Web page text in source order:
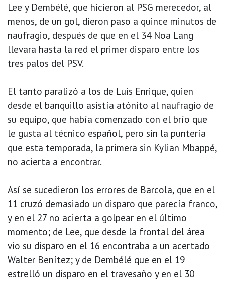
Lee y Dembélé, que hicieron al PSG merecedor, al
menos, de un gol, dieron paso a quince minutos de
naufragio, después de que en el 34 Noa Lang
llevara hasta la red el primer disparo entre los
tres palos del PSV.
El tanto paralizó a los de Luis Enrique, quien
desde el banquillo asistía atónito al naufragio de
su equipo, que había comenzado con el brío que
le gusta al técnico español, pero sin la puntería
que esta temporada, la primera sin Kylian Mbappé,
no acierta a encontrar.
Así se sucedieron los errores de Barcola, que en el
11 cruzó demasiado un disparo que parecía franco,
y en el 27 no acierta a golpear en el último
momento; de Lee, que desde la frontal del área
vio su disparo en el 16 encontraba a un acertado
Walter Benítez; y de Dembélé que en el 19
estrelló un disparo en el travesaño y en el 30